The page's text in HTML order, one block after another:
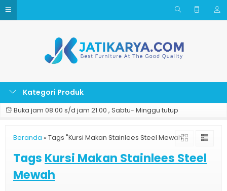
Kategori Produk
Buka jam 08.00 s/d jam 21.00 , Sabtu- Minggu tutup
Beranda » Tags "Kursi Makan Stainlees Steel Mewah"
Tags Kursi Makan Stainlees Steel
Mewah